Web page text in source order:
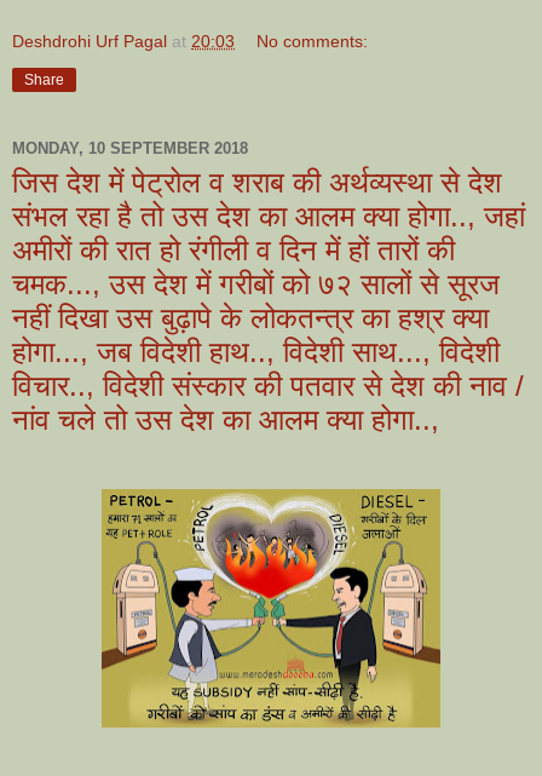
Deshdrohi Urf Pagal at 20:03 No comments:
Share
MONDAY, 10 SEPTEMBER 2018
जिस देश में पेट्रोल व शराब की अर्थव्यस्था से देश
संभल रहा है तो उस देश का आलम क्या होगा.., जहां
अमीरों की रात हो रंगीली व दिन में हों तारों की
चमक..., उस देश में गरीबों को ७२ सालों से सूरज
नहीं दिखा उस बुढ़ापे के लोकतन्त्र का हश्र क्या
होगा..., जब विदेशी हाथ.., विदेशी साथ..., विदेशी
विचार.., विदेशी संस्कार की पतवार से देश की नाव /
नांव चले तो उस देश का आलम क्या होगा..,